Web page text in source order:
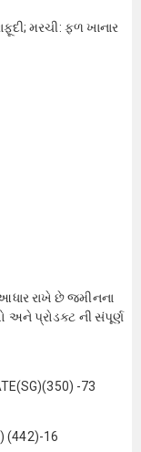
મરચી: ફળ ખાનાર
રાખે છે જમીનના
અને પ્રોડક્ટ ની સંપૂર્ણ
-73
(442)-16